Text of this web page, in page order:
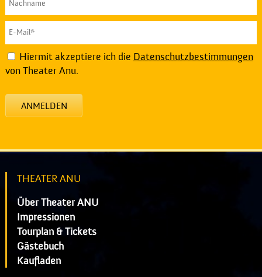
Hiermit akzeptiere ich die Datenschutzbestimmungen
von Theater Anu.
ANMELDEN
THEATER ANU
Über Theater ANU
Impressionen
Tourplan & Tickets
Gästebuch
Kaufladen